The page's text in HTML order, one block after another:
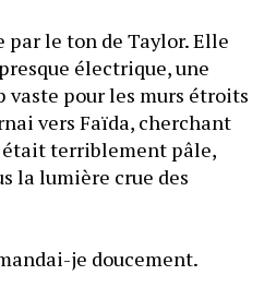
par le ton de Taylor. Elle
électrique, une
pour les murs étroits
vers Faïda, cherchant
était terriblement pâle,
la lumière crue des
je doucement.